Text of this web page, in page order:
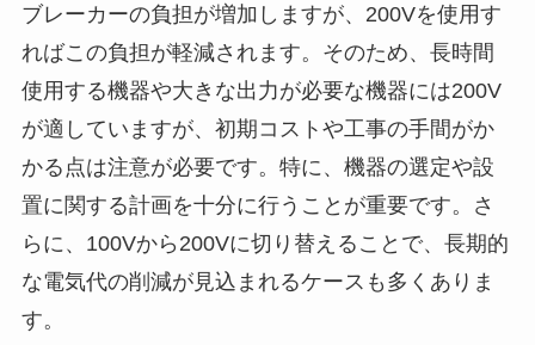
ブレーカーの負担が増加しますが、200Vを使用す
ればこの負担が軽減されます。そのため、長時間
使用する機器や大きな出力が必要な機器には200V
が適していますが、初期コストや工事の手間がか
かる点は注意が必要です。特に、機器の選定や設
置に関する計画を十分に行うことが重要です。さ
らに、100Vから200Vに切り替えることで、長期的
な電気代の削減が見込まれるケースも多くありま
す。